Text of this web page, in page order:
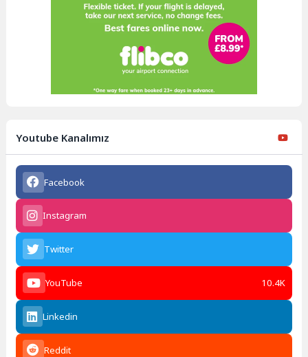
Youtube Kanalımız
Facebook
Instagram
Twitter
YouTube 10.4K
Linkedin
Reddit